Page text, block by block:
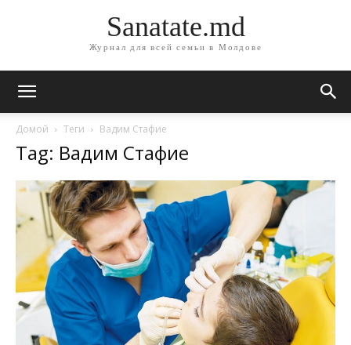
Sanatate.md
Журнал для всей семьи в Молдове
Домой Теги Вадим Стафие
Tag: Вадим Стафие